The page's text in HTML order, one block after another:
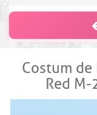
Costum de
Red